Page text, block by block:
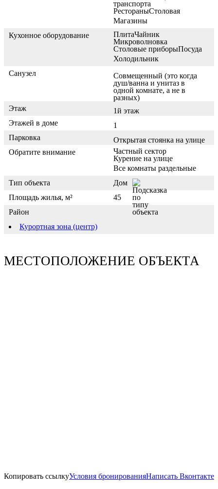
транспорта
РестораныСтоловая
Магазины
Кухонное оборудование
ПлитаЧайник
Микроволновка
Столовые приборыПосуда
Холодильник
Санузел
Совмещенный (это когда
душ/ванна и унитаз в
одной комнате, а не в
разных)
Этаж
1й этаж
Этажей в доме
1
Парковка
Открытая стоянка на улице
Обратите внимание
Частный сектор
Курение на улице
Все комнаты раздельные
Тип объекта
Дом
Площадь жилья, м²
45
Район
Курортная зона (центр)
МЕСТОПОЛОЖЕНИЕ ОБЪЕКТА
Копировать ссылкуУсловия бронированияНаписать Вконтакте